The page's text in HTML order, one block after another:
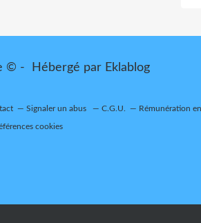
© - Hébergé par Eklablog
Signaler un abus C.G.U. Rémunération
cookies